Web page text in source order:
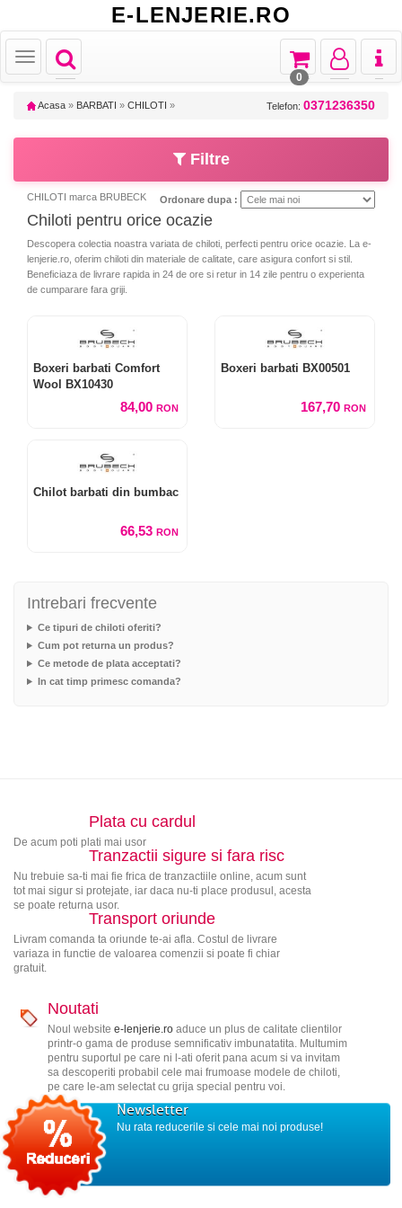
E-LENJERIE.RO
Toggle
navigation
Toggle
Toggle
navigation
Toggle
navigation
Toggle
navigation
0
Acasa » BARBATI » CHILOTI » Telefon: 0371236350
Filtre
CHILOTI marca BRUBECK Ordonare dupa :
Chiloti pentru orice ocazie
Descopera colectia noastra variata de chiloti, perfecti pentru orice ocazie. La e-
lenjerie.ro, oferim chiloti din materiale de calitate, care asigura confort si stil.
Beneficiaza de livrare rapida in 24 de ore si retur in 14 zile pentru o experienta
de cumparare fara griji.
Boxeri barbati Comfort
Wool BX10430
84,00 RON
Boxeri barbati BX00501
167,70 RON
Chilot barbati din bumbac
66,53 RON
Intrebari frecvente
Ce tipuri de chiloti oferiti?
Cum pot returna un produs?
Ce metode de plata acceptati?
In cat timp primesc comanda?
Plata cu cardul
De acum poti plati mai usor
Tranzactii sigure si fara risc
Nu trebuie sa-ti mai fie frica de tranzactiile online, acum sunt
tot mai sigur si protejate, iar daca nu-ti place produsul, acesta
se poate returna usor.
Transport oriunde
Livram comanda ta oriunde te-ai afla. Costul de livrare
variaza in functie de valoarea comenzii si poate fi chiar
gratuit.
Noutati
Noul website e-lenjerie.roaduce un plus de calitate clientilor
printr-o gama de produse semnificativ imbunatatita. Multumim
pentru suportul pe care ni l-ati oferit pana acum si va invitam
sa descoperiti probabil cele mai frumoase modele de chiloti,
pe care le-am selectat cu grija special pentru voi.
Newsletter
Nu rata reducerile si cele mai noi produse!